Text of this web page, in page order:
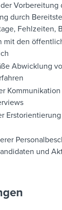
Vorbereitung
durch
Fehlzeiten,
mit den
Abwicklung
und